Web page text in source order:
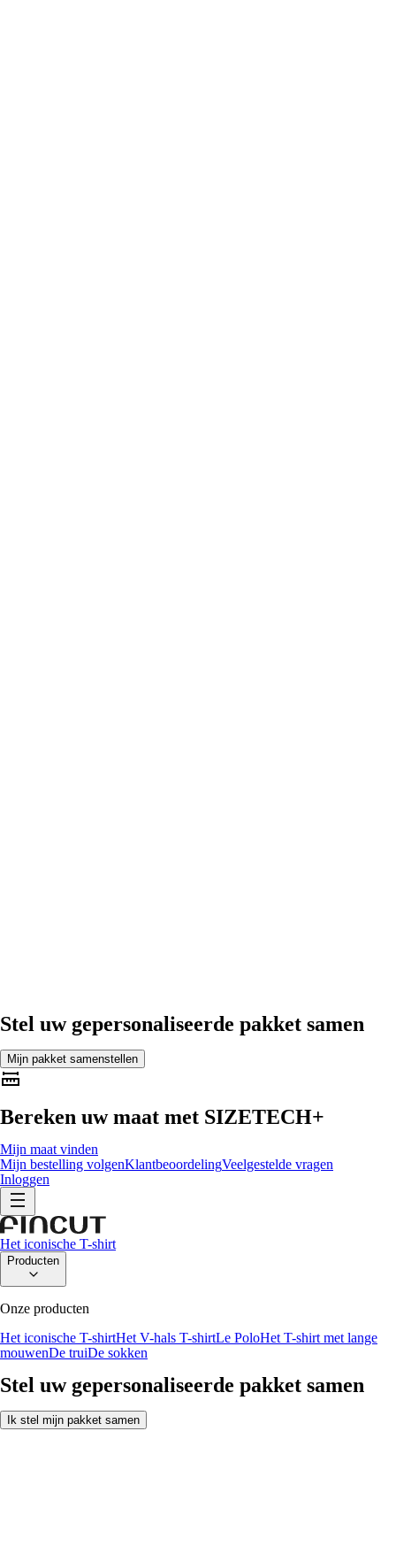
Stel uw gepersonaliseerde pakket samen
Mijn pakket samenstellen
Bereken uw maat met SIZETECH+
Mijn maat vinden
Mijn bestelling volgenKlantbeoordelingVeelgestelde vragen
Inloggen
Het iconische T-shirt
Producten
Onze producten
Het iconische T-shirtHet V-hals T-shirtLe PoloHet T-shirt met lange
mouwenDe truiDe sokken
Stel uw gepersonaliseerde pakket samen
Ik stel mijn pakket samen